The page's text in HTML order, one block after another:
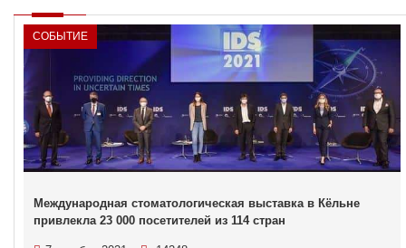
СОБЫТИЕ
Международная стоматологическая выставка в Кёльне
привлекла 23 000 посетителей из 114 стран